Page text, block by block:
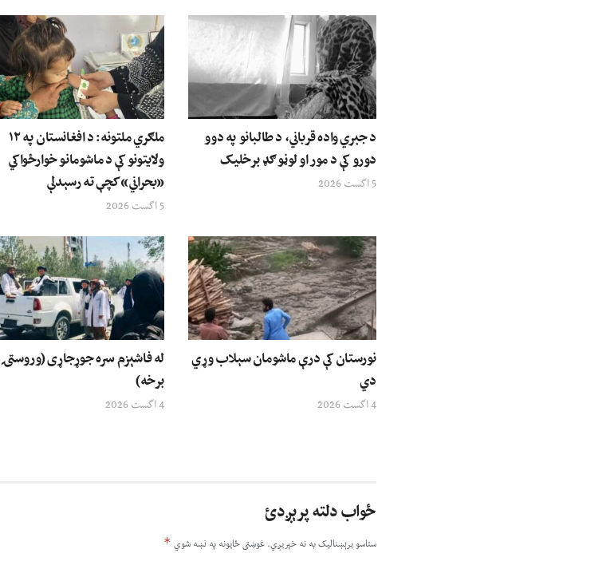
د جبري واده قرباني، د طالبانو په دوو
دورو کې د مور او لوڼو ګډ برخلیک
5 اگست 2026
ملګري ملتونه: د افغانستان په ۱۲
ولایتونو کې د ماشومانو خوارځواکي
«بحراني» کچې ته رسېدلې
5 اگست 2026
نورستان کې درې ماشومان سېلاب وړي
دي
4 اگست 2026
له فاشېزم سره جوړجاړی (وروستۍ
برخه)
4 اگست 2026
ځواب دلته پرېږدئ
ستاسو برېښناليک به نه خپريږي.غوښتى ځایونه په نښه شوي *